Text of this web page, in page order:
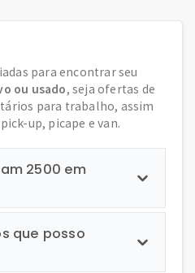
para encontrar seu
ou usado, seja ofertas de
para trabalho, assim
up, picape e van.
2500 em
que posso